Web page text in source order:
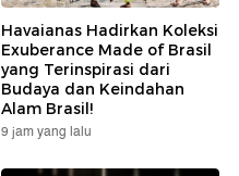
Havaianas Hadirkan Koleksi
Exuberance Made of Brasil
yang Terinspirasi dari
Budaya dan Keindahan
Alam Brasil!
9 jam yang lalu